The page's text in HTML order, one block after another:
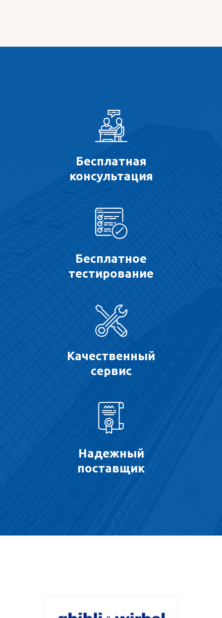
Бесплатная
консультация
Бесплатное
тестирование
Качественный
сервис
Надежный
поставщик